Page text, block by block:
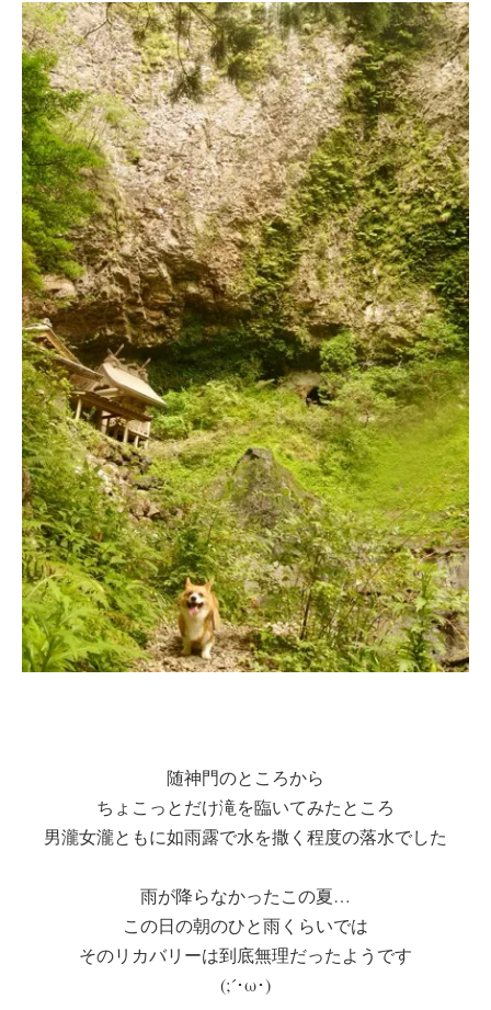
随神門のところから
ちょこっとだけ滝を臨いてみたところ
男瀧女瀧ともに如雨露で水を撒く程度の落水でした
雨が降らなかったこの夏…
この日の朝のひと雨くらいでは
そのリカバリーは到底無理だったようです
(;´･ω･)